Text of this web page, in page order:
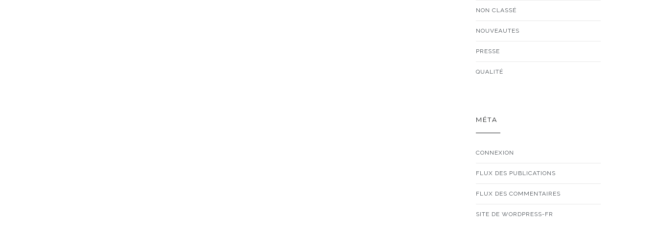
NON CLASSÉ
NOUVEAUTES
PRESSE
QUALITÉ
MÉTA
CONNEXION
FLUX DES PUBLICATIONS
FLUX DES COMMENTAIRES
SITE DE WORDPRESS-FR